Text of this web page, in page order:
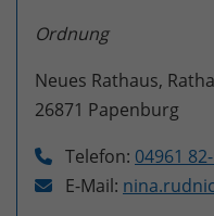
Ordnung
Neues Rathaus,
26871 Papenburg
Telefon: 04961
E-Mail: